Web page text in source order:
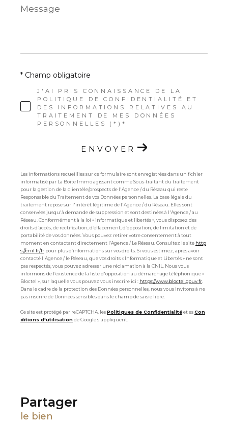
Message
*
J'AI PRIS CONNAISSANCE DE LA
POLITIQUE DE CONFIDENTIALITÉ ET
DES INFORMATIONS RELATIVES AU
TRAITEMENT DE MES DONNÉES
PERSONNELLES (*)*
* Champ obligatoire
ENVOYER
Les informations recueillies sur ce formulaire sont enregistrées dans un fichier
informatisé par La Boite Immo agissant comme Sous-traitant du traitement
pour la gestion de la clientèle/prospects de l'Agence / du Réseau qui reste
Responsable du Traitement de vos Données personnelles. La base légale du
traitement repose sur l'intérêt légitime de l'Agence / du Réseau. Elles sont
conservées jusqu'à demande de suppression et sont destinées à l'Agence / au
Réseau. Conformément à la loi « informatique et libertés », vous disposez des
droits d’accès, de rectification, d’effacement, d’opposition, de limitation et de
portabilité de vos données. Vous pouvez retirer votre consentement à tout
moment en contactant directement l’Agence / Le Réseau. Consultez le site http
s://cnil.fr/fr pour plus d’informations sur vos droits. Si vous estimez, après avoir
contacté l'Agence / le Réseau, que vos droits « Informatique et Libertés » ne sont
pas respectés, vous pouvez adresser une réclamation à la CNIL. Nous vous
informons de l’existence de la liste d'opposition au démarchage téléphonique «
Bloctel », sur laquelle vous pouvez vous inscrire ici : https://www.bloctel.gouv.fr.
Dans le cadre de la protection des Données personnelles, nous vous invitons à ne
pas inscrire de Données sensibles dans le champ de saisie libre.
Ce site est protégé par reCAPTCHA, lesPolitiques de Confidentialitéet esCon
ditions d'utilisationde Google s'appliquent.
partager
le bien